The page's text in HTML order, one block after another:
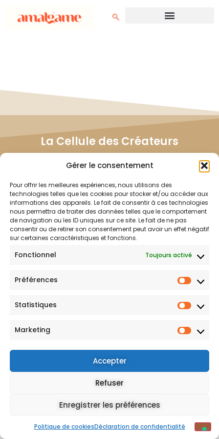
Gérer le consentement
Pour offrir les meilleures expériences, nous utilisons des
technologies telles que les cookies pour stocker et/ou accéder aux
informations des appareils. Le fait de consentir à ces technologies
nous permettra de traiter des données telles que le comportement
de navigation ou les ID uniques sur ce site. Le fait de ne pas
consentir ou de retirer son consentement peut avoir un effet négatif
sur certaines caractéristiques et fonctions.
Fonctionnel Toujours activé
Préférences
Statistiques
Marketing
Accepter
Refuser
Enregistrer les préférences
Politique de cookiesDéclaration de confidentialité
La Cellule des Créateurs
Rejoignez la Cellule des Créateurs et influencez
Ensemble, nous bâtissons des contenus qui vous
ressemblent.
S'INSCRIRE
Mentions légales
Notification lors de la collecte
Vos choix en matière de confidentialité